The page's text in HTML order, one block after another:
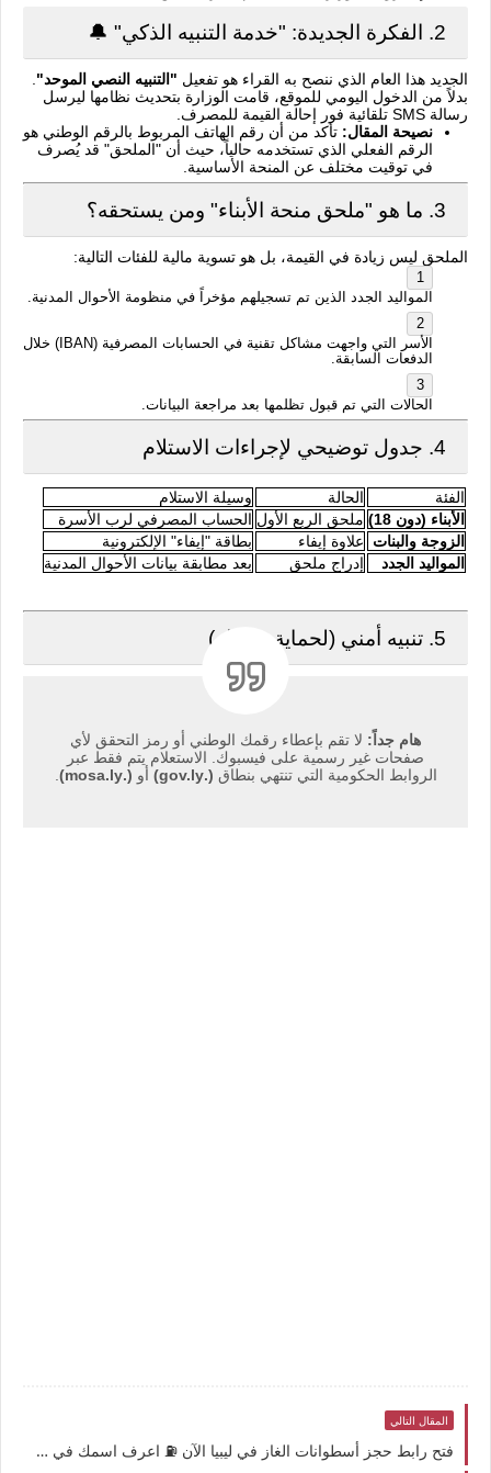
2. الفكرة الجديدة: "خدمة التنبيه الذكي" 🔔
الجديد هذا العام الذي ننصح به القراء هو تفعيل "التنبيه النصي الموحد".
بدلاً من الدخول اليومي للموقع، قامت الوزارة بتحديث نظامها ليرسل
رسالة SMS تلقائية فور إحالة القيمة للمصرف.
نصيحة المقال: تأكد من أن رقم الهاتف المربوط بالرقم الوطني هو
الرقم الفعلي الذي تستخدمه حالياً، حيث أن "الملحق" قد يُصرف
في توقيت مختلف عن المنحة الأساسية.
3. ما هو "ملحق منحة الأبناء" ومن يستحقه؟
الملحق ليس زيادة في القيمة، بل هو تسوية مالية للفئات التالية:
المواليد الجدد الذين تم تسجيلهم مؤخراً في منظومة الأحوال المدنية.
الأسر التي واجهت مشاكل تقنية في الحسابات المصرفية (IBAN) خلال
الدفعات السابقة.
الحالات التي تم قبول تظلمها بعد مراجعة البيانات.
4. جدول توضيحي لإجراءات الاستلام
الفئة الحالة
وسيلة الاستلام
الأبناء (دون 18)
ملحق الربع الأول الحساب المصرفي لرب الأسرة
الزوجة والبنات
علاوة إيفاء
بطاقة "إيفاء" الإلكترونية
المواليد الجدد
إدراج ملحق بعد مطابقة بيانات الأحوال المدنية
5. تنبيه أمني (لحماية بياناتك)
هام جداً: لا تقم بإعطاء رقمك الوطني أو رمز التحقق لأي
صفحات غير رسمية على فيسبوك. الاستعلام يتم فقط عبر
الروابط الحكومية التي تنتهي بنطاق (.gov.ly) أو (.mosa.ly)
.
المقال التالي
فتح رابط حجز أسطوانات الغاز في ليبيا الآن ⛽ اعرف اسمك في قوائم التوزيع الأخيرة عبر منظومة BMC Brega خطوة بخطوة